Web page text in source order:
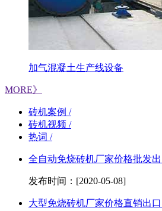
加气混凝土生产线设备
MORE》
砖机案例 /
砖机视频 /
热词 /
全自动免烧砖机厂家价格批发
发布时间：[2020-05-08]
大型免烧砖机厂家价格直销出